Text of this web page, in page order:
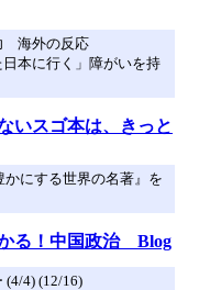
海外の反応
日本に行く」障がいを持
いスゴ本は、きっと
にする世界の名著』を
る！中国政治 Blog
4) (12/16)